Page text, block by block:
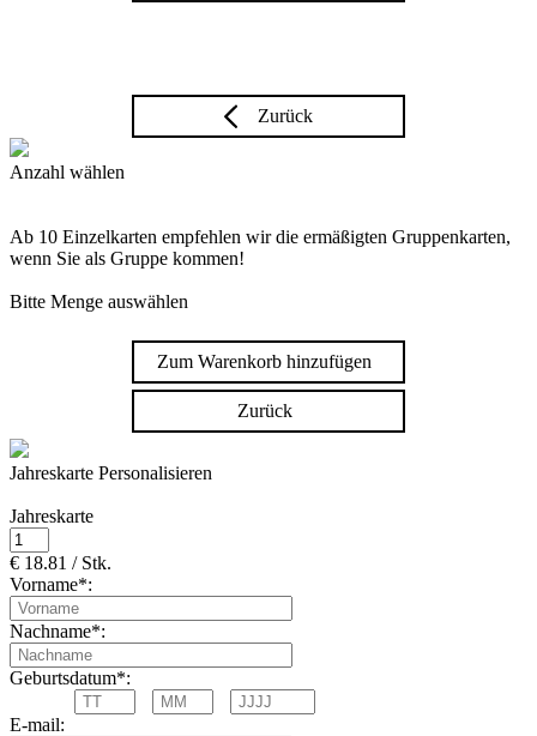
Zurück
Anzahl wählen
Ab 10 Einzelkarten empfehlen wir die ermäßigten Gruppenkarten,
wenn Sie als Gruppe kommen!
Bitte Menge auswählen
Zum Warenkorb hinzufügen
Zurück
Jahreskarte Personalisieren
Jahreskarte
€ 18.81 / Stk.
Vorname*:
Nachname*:
Geburtsdatum*:
E-mail: